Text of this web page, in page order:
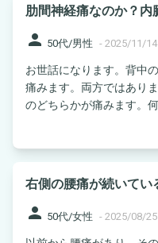
肋間神経痛なのか？内
person 50代/男性 - 2025/11/14
お世話になります。背中
痛みます。両方ではあり
のどちらかが痛みます。何
右側の腰痛が続いてい
person 50代/女性 - 2025/08/25